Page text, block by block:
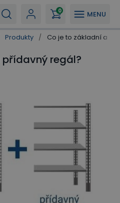
MENU
0
Produkty / Co je to základní a
regál?